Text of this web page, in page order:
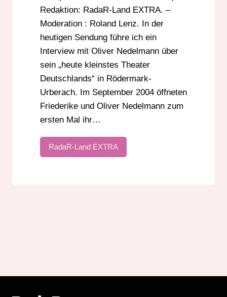
Redaktion: RadaR-Land EXTRA. –
Moderation : Roland Lenz. In der
heutigen Sendung führe ich ein
Interview mit Oliver Nedelmann über
sein „heute kleinstes Theater
Deutschlands“ in Rödermark-
Urberach. Im September 2004 öffneten
Friederike und Oliver Nedelmann zum
ersten Mal ihr…
RadaR-Land EXTRA